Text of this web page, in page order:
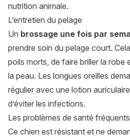
nutrition animale.
L’entretien du pelage
Un brossage une fois par
prendre soin du pelage court.
poils morts, de faire briller la robe
la peau. Les longues oreilles
régulier avec une lotion
d’éviter les infections.
Les problèmes de santé fréquents
Ce chien est résistant et ne